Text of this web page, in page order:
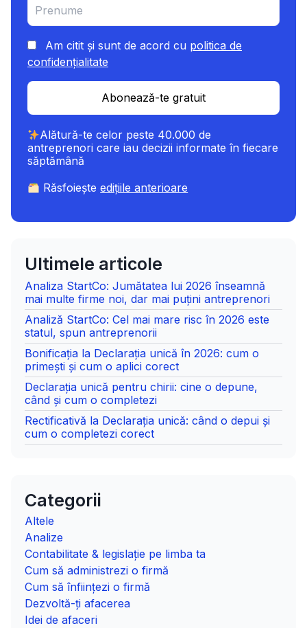
Am citit și sunt de acord cu politica de
confidențialitate
Abonează-te gratuit
Alătură-te celor peste 40.000 de
antreprenori care iau decizii informate în fiecare
săptămână
Răsfoieșteedițiile anterioare
Ultimele articole
Analiza StartCo: Jumătatea lui 2026 înseamnă
mai multe firme noi, dar mai puțini antreprenori
Analiză StartCo: Cel mai mare risc în 2026 este
statul, spun antreprenorii
Bonificația la Declarația unică în 2026: cum o
primești și cum o aplici corect
Declarația unică pentru chirii: cine o depune,
când și cum o completezi
Rectificativă la Declarația unică: când o depui și
cum o completezi corect
Categorii
Altele
Analize
Contabilitate & legislație pe limba ta
Cum să administrezi o firmă
Cum să înființezi o firmă
Dezvoltă-ți afacerea
Idei de afaceri